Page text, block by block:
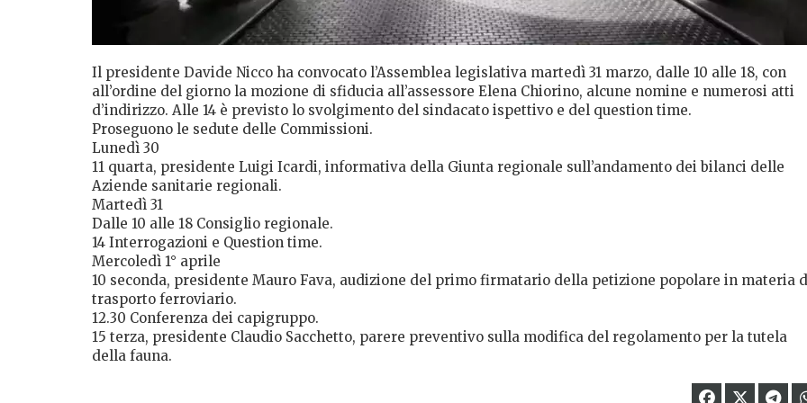
Il presidente Davide Nicco ha convocato l’Assemblea legislativa martedì 31 marzo, dalle 10 alle 18, con
all’ordine del giorno la mozione di sfiducia all’assessore Elena Chiorino, alcune nomine e numerosi atti
d’indirizzo. Alle 14 è previsto lo svolgimento del sindacato ispettivo e del question time.
Proseguono le sedute delle Commissioni.
Lunedì 30
11 quarta, presidente Luigi Icardi, informativa della Giunta regionale sull’andamento dei bilanci delle
Aziende sanitarie regionali.
Martedì 31
Dalle 10 alle 18 Consiglio regionale.
14 Interrogazioni e Question time.
Mercoledì 1° aprile
10 seconda, presidente Mauro Fava, audizione del primo firmatario della petizione popolare in materia
trasporto ferroviario.
12.30 Conferenza dei capigruppo.
15 terza, presidente Claudio Sacchetto, parere preventivo sulla modifica del regolamento per la tutela
della fauna.